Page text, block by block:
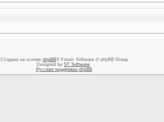
Создано на основе phpBB® Forum Software © phpBB Group
Designed by ST Software.
Русская поддержка phpBB